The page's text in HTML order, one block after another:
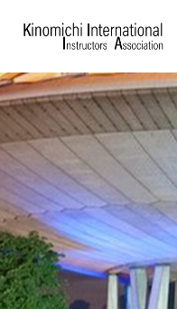
ACCUEIL
À PROPOS
PROCHAINS STAGES
DOCUMENTS
FILMS ET VIDÉOS